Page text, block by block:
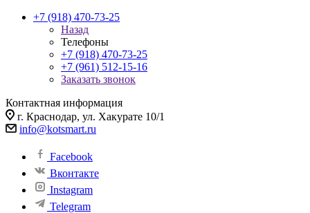
+7 (918) 470-73-25
Назад
Телефоны
+7 (918) 470-73-25
+7 (961) 512-15-16
Заказать звонок
Контактная информация
г. Краснодар, ул. Хакурате 10/1
info@kotsmart.ru
Facebook
Вконтакте
Instagram
Telegram